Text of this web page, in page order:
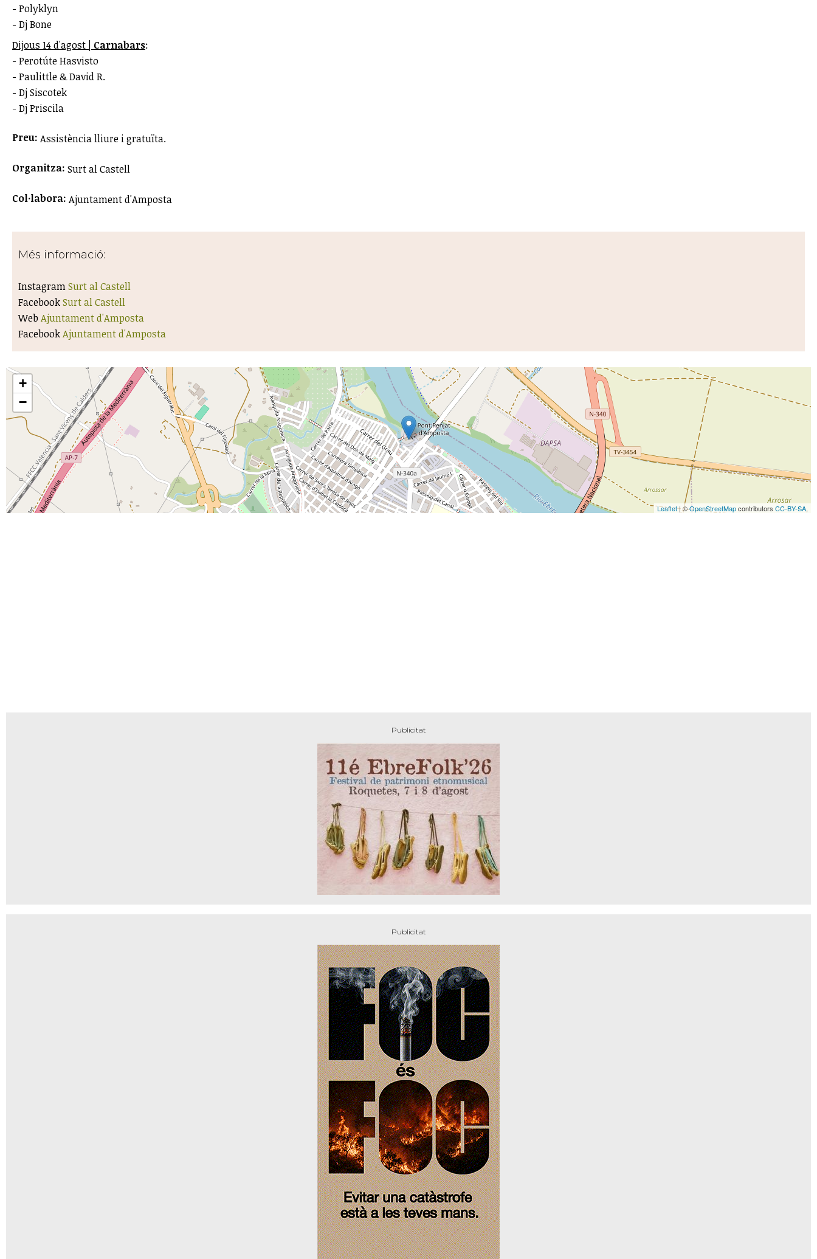
- Polyklyn
- Dj Bone
Dijous 14 d'agost |
Carnabars:
- Perotúte Hasvisto
- Paulittle & David R.
- Dj Siscotek
- Dj Priscila
Preu: Assistència lliure i gratuïta.
Organitza: Surt al Castell
Col·labora: Ajuntament d'Amposta
Més informació:
InstagramSurt al Castell
FacebookSurt al Castell
Web Ajuntament d'Amposta
FacebookAjuntament d'Amposta
+
−
Leaflet| ©OpenStreetMapcontributors CC-BY-SA,